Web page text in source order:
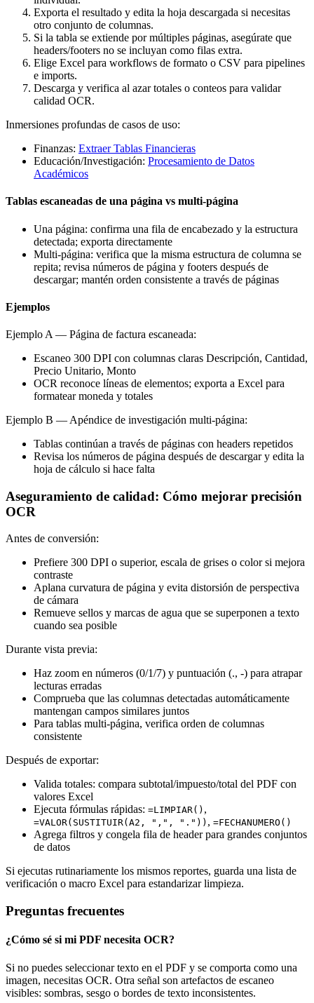
Exporta el resultado y edita la hoja descargada si necesitas
otro conjunto de columnas.
Si la tabla se extiende por múltiples páginas, asegúrate que
headers/footers no se incluyan como filas extra.
Elige Excel para workflows de formato o CSV para pipelines
e imports.
Descarga y verifica al azar totales o conteos para validar
calidad OCR.
Inmersiones profundas de casos de uso:
Finanzas: Extraer Tablas Financieras
Educación/Investigación: Procesamiento de Datos
Académicos
Tablas escaneadas de una página vs multi-página
Una página: confirma una fila de encabezado y la estructura
detectada; exporta directamente
Multi-página: verifica que la misma estructura de columna se
repita; revisa números de página y footers después de
descargar; mantén orden consistente a través de páginas
Ejemplos
Ejemplo A — Página de factura escaneada:
Escaneo 300 DPI con columnas claras Descripción, Cantidad,
Precio Unitario, Monto
OCR reconoce líneas de elementos; exporta a Excel para
formatear moneda y totales
Ejemplo B — Apéndice de investigación multi-página:
Tablas continúan a través de páginas con headers repetidos
Revisa los números de página después de descargar y edita la
hoja de cálculo si hace falta
Aseguramiento de calidad: Cómo mejorar precisión
OCR
Antes de conversión:
Prefiere 300 DPI o superior, escala de grises o color si mejora
contraste
Aplana curvatura de página y evita distorsión de perspectiva
de cámara
Remueve sellos y marcas de agua que se superponen a texto
cuando sea posible
Durante vista previa:
Haz zoom en números (0/1/7) y puntuación (., -) para atrapar
lecturas erradas
Comprueba que las columnas detectadas automáticamente
mantengan campos similares juntos
Para tablas multi-página, verifica orden de columnas
consistente
Después de exportar:
Valida totales: compara subtotal/impuesto/total del PDF con
valores Excel
Ejecuta fórmulas rápidas: =LIMPIAR() ,
=VALOR(SUSTITUIR(A2, ",", ".")) , =FECHANUMERO()
Agrega filtros y congela fila de header para grandes conjuntos
de datos
Si ejecutas rutinariamente los mismos reportes, guarda una lista de
verificación o macro Excel para estandarizar limpieza.
Preguntas frecuentes
¿Cómo sé si mi PDF necesita OCR?
Si no puedes seleccionar texto en el PDF y se comporta como una
imagen, necesitas OCR. Otra señal son artefactos de escaneo
visibles: sombras, sesgo o bordes de texto inconsistentes.